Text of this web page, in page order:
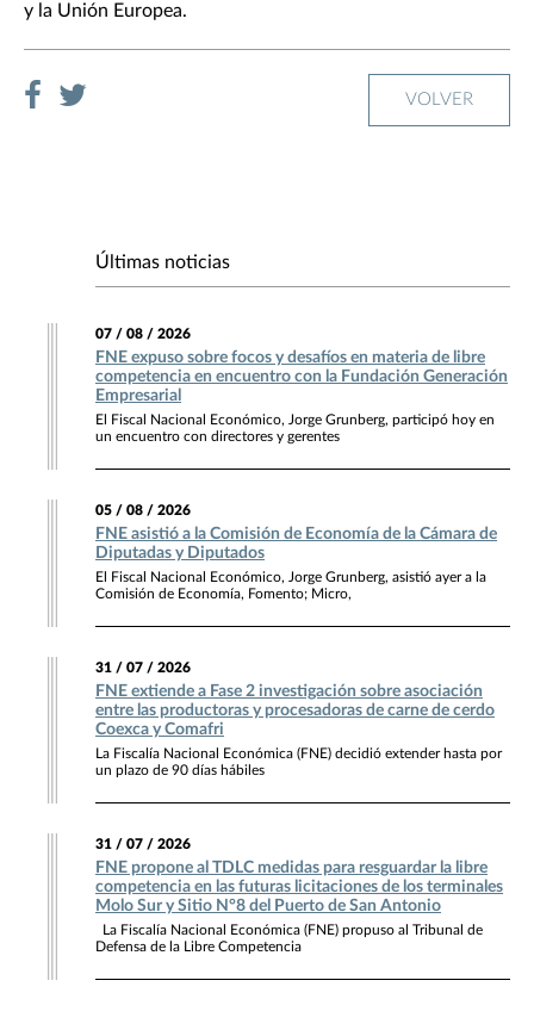
y la Unión Europea.
VOLVER
Últimas noticias
07 / 08 / 2026
FNE expuso sobre focos y desafíos en materia de libre
competencia en encuentro con la Fundación Generación
Empresarial
El Fiscal Nacional Económico, Jorge Grunberg, participó hoy en
un encuentro con directores y gerentes
05 / 08 / 2026
FNE asistió a la Comisión de Economía de la Cámara de
Diputadas y Diputados
El Fiscal Nacional Económico, Jorge Grunberg, asistió ayer a la
Comisión de Economía, Fomento; Micro,
31 / 07 / 2026
FNE extiende a Fase 2 investigación sobre asociación
entre las productoras y procesadoras de carne de cerdo
Coexca y Comafri
La Fiscalía Nacional Económica (FNE) decidió extender hasta por
un plazo de 90 días hábiles
31 / 07 / 2026
FNE propone al TDLC medidas para resguardar la libre
competencia en las futuras licitaciones de los terminales
Molo Sur y Sitio N°8 del Puerto de San Antonio
La Fiscalía Nacional Económica (FNE) propuso al Tribunal de
Defensa de la Libre Competencia